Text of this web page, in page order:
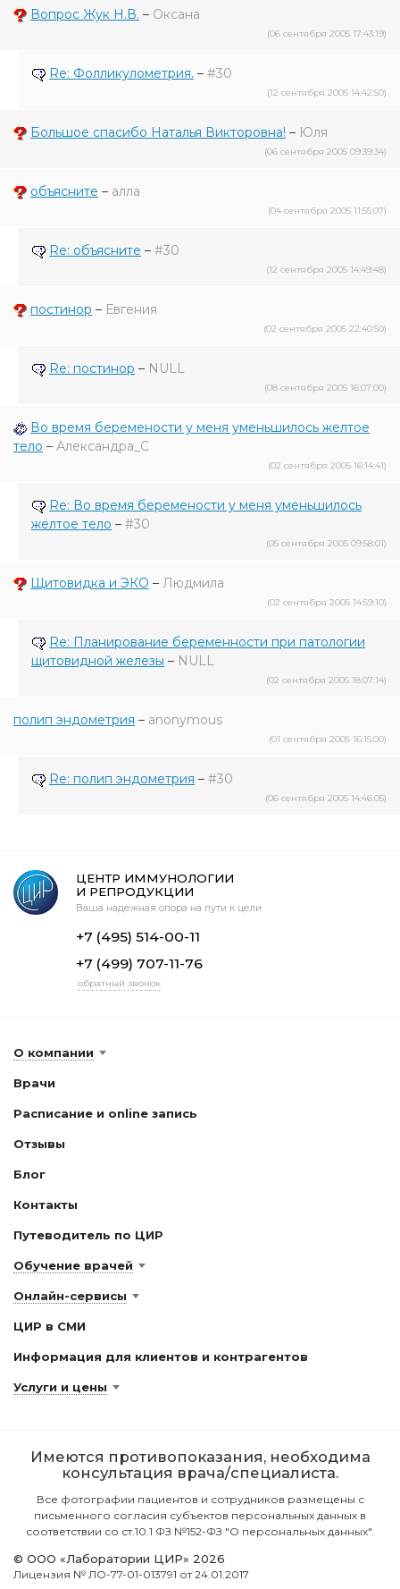
Вопрос Жук Н.В. – Оксана
(06 сентября 2005 17:43:19)
Re: Фолликулометрия. – #30
(12 сентября 2005 14:42:50)
Большое спасибо Наталья Викторовна! – Юля
(06 сентября 2005 09:39:34)
объясните – алла
(04 сентября 2005 11:55:07)
Re: объясните – #30
(12 сентября 2005 14:49:48)
постинор – Евгения
(02 сентября 2005 22:40:50)
Re: постинор – NULL
(08 сентября 2005 16:07:00)
Во время беремености у меня уменьшилось желтое
тело – Александра_С
(02 сентября 2005 16:14:41)
Re: Во время беремености у меня уменьшилось
желтое тело – #30
(05 сентября 2005 09:58:01)
Щитовидка и ЭКО – Людмила
(02 сентября 2005 14:59:10)
Re: Планирование беременности при патологии
щитовидной железы – NULL
(02 сентября 2005 18:07:14)
полип эндометрия – anonymous
(01 сентября 2005 16:15:00)
Re: полип эндометрия – #30
(06 сентября 2005 14:46:05)
ЦЕНТР ИММУНОЛОГИИ
И РЕПРОДУКЦИИ
Ваша надежная опора на пути к цели
+7 (495) 514-00-11
+7 (499) 707-11-76
обратный звонок
О компании
Врачи
Расписание и online запись
Отзывы
Блог
Контакты
Путеводитель по ЦИР
Обучение врачей
Онлайн-сервисы
ЦИР в СМИ
Информация для клиентов и контрагентов
Услуги и цены
Имеются противопоказания, необходима
консультация врача/специалиста.
Все фотографии пациентов и сотрудников размещены с
письменного согласия субъектов персональных данных в
соответствии со ст.10.1 ФЗ №152-ФЗ "О персональных данных".
© ООО «Лаборатории ЦИР» 2026
Лицензия № ЛО-77-01-013791 от 24.01.2017